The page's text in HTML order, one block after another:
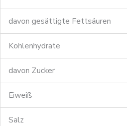
davon gesättigte Fettsäuren
Kohlenhydrate
davon Zucker
Eiweiß
Salz